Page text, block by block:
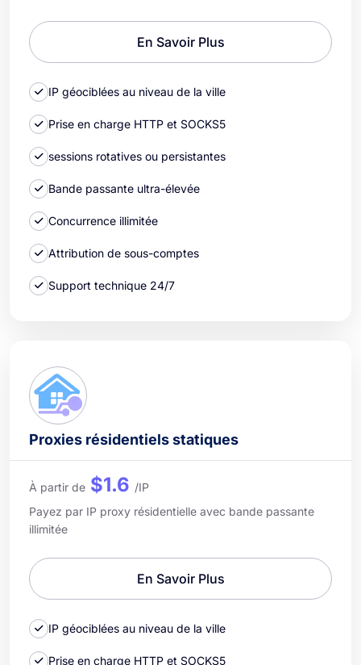
En Savoir Plus
IP géociblées au niveau de la ville
Prise en charge HTTP et SOCKS5
sessions rotatives ou persistantes
Bande passante ultra-élevée
Concurrence illimitée
Attribution de sous-comptes
Support technique 24/7
Proxies résidentiels statiques
À partir de $1.6 /IP
Payez par IP proxy résidentielle avec bande passante
illimitée
En Savoir Plus
IP géociblées au niveau de la ville
Prise en charge HTTP et SOCKS5